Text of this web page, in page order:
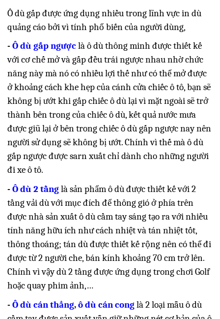
Ô dù gấp được ứng dụng nhiều trong lĩnh vực in dù
quảng cáo bởi vì tính phổ biến của người dùng,
-Ô dù gấp ngượclà ô dù thông minh được thiết kế
với cơ chế mở và gấp đều trái ngược nhau nhờ chức
năng này mà nó có nhiều lợi thế như có thể mở được
ở khoảng cách khe hẹp của cánh cửa chiếc ô tô, bạn sẽ
không bị ướt khi gấp chiếc ô dù lại vì mặt ngoài sẽ trở
thành bên trong của chiếc ô dù, kết quả nước mưa
được giũ lại ở bên trong chiếc ô dù gấp ngược nay nên
người sử dụng sẽ không bị ướt. Chính vì thế mà ô dù
gấp ngược được sarn xuất chỉ dành cho những người
đi xe ô tô.
-Ô dù 2 tầng là sản phẩm ô dù được thiết kế với 2
tầng vải dù với mục đích để thông gió ở phía trên
được nhà sản xuất ô dù cầm tay sáng tạo ra với nhiều
tính năng hữu ích như cách nhiệt và tán nhiệt tốt,
thông thoáng; tán dù được thiết kế rộng nên có thể đi
được từ 2 người che, bán kính khoảng 70 cm trở lên.
Chính vì vậy dù 2 tầng được ứng dụng trong chơi Golf
hoặc quay phim ảnh,…
-Ô dù cán thẳng,ô dù cán cong là 2 loại mẫu ô dù